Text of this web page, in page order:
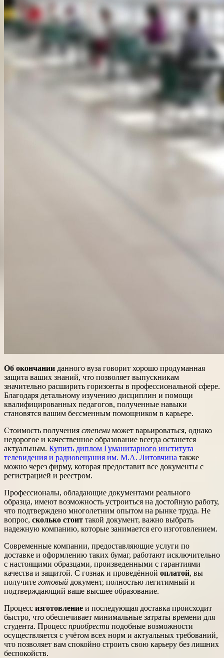
Об окончании данного вуза говорит хорошо продуманная
защита ваших знаний, что позволяет выпускникам
значительно расширить горизонты в профессиональной сфере.
Благодаря детальному изучению дисциплин и помощи
квалифицированных педагогов, полученные навыки
становятся вашим бессменным помощником в карьере.
Стоимость получения степени может варьироваться, однако
недорогое и качественное образование всегда останется
актуальным. Купить диплом Гуманитарного института
телевидения и радиовещания им. М.А. Литовчина также
можно через фирму, которая предоставит все документы с
регистрацией и реестром.
Профессионалы, обладающие документами реального
образца, имеют возможность устроиться на достойную работу,
что подтверждено многолетним опытом на рынке труда. Не
вопрос, сколько стоит такой документ, важно выбрать
надежную компанию, которые занимается его изготовлением.
Современные компании, предоставляющие услуги по
доставке и оформлению таких бумаг, работают исключительно
с настоящими образцами, произведенными с гарантиями
качества и защитой. С гознак и проведённой оплатой, вы
получите готовый документ, полностью легитимный и
подтверждающий ваше высшее образование.
Процесс изготовление и последующая доставка происходит
быстро, что обеспечивает минимальные затраты времени для
студента. Процесс приобрести подобные возможности
осуществляется с учётом всех норм и актуальных требований,
что позволяет вам спокойно строить свою карьеру без лишних
беспокойств.